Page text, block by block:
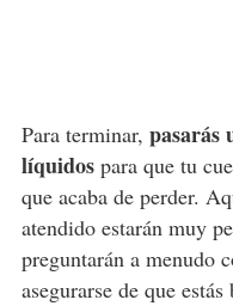
Para terminar, pasarás
líquidospara que tu
que acaba de perder.
atendido estarán muy
preguntarán a menudo
asegurarse de que estás